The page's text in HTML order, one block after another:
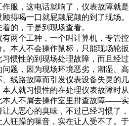
服，这电话就响了，仪表故障就
得喝一口就屁颠屁颠的到了现场
的，于是到现场查看。
两个工种，一个叫计算机，专管
本人不会操作鼠标，只能现场轮
惯性的到现场处理故障，而且经
题，因为现场环境恶劣，潮湿、
线路故障而引发仪表设备失灵的
人就习惯性的在处理仪表故障时
本人不屑去操作室里排查故障——
人恶心的臭味，不过已经习惯了
狂躁的噪音，实在让人受不了。